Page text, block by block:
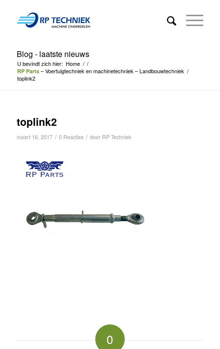
Blog - laatste nieuws
U bevindt zich hier: Home / /
RP Parts– Voertuigtechniek en machinetechniek – Landbouwtechniek /
toplink2
toplink2
maart 16, 2017 / 0 Reacties / door RP Techniek
0